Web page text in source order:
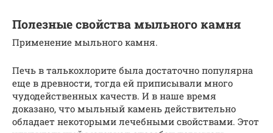
Полезные свойства мыльного камня
Применение мыльного камня.
Печь в талькохлорите была достаточно популярна
еще в древности, тогда ей приписывали много
чудодейственных качеств. И в наше время
доказано, что мыльный камень действительно
обладает некоторыми лечебными свойствами. Этот